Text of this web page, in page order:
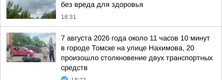
без вреда для здоровья
18:31
7 августа 2026 года около 11 часов 10 минут
в городе Томске на улице Нахимова, 20
произошло столкновение двух транспортных
средств